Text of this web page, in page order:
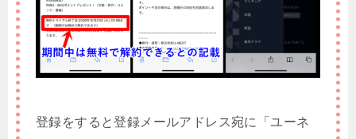
登録をすると登録メールアドレス宛に「ユーネ